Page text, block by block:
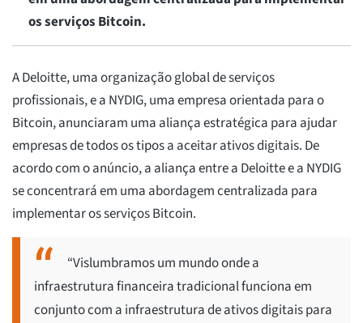
os serviços Bitcoin.
A Deloitte, uma organização global de serviços
profissionais, e a NYDIG, uma empresa orientada para o
Bitcoin, anunciaram uma aliança estratégica para ajudar
empresas de todos os tipos a aceitar ativos digitais. De
acordo com o anúncio, a aliança entre a Deloitte e a NYDIG
se concentrará em uma abordagem centralizada para
implementar os serviços Bitcoin.
“Vislumbramos um mundo onde a
infraestrutura financeira tradicional funciona em
conjunto com a infraestrutura de ativos digitais para